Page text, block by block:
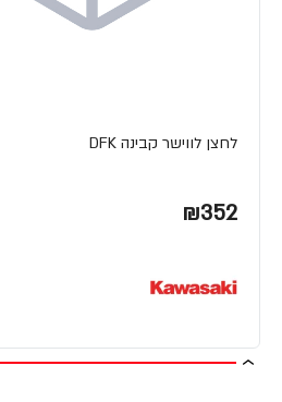
לחצן לווישר קבינה DFK
₪352